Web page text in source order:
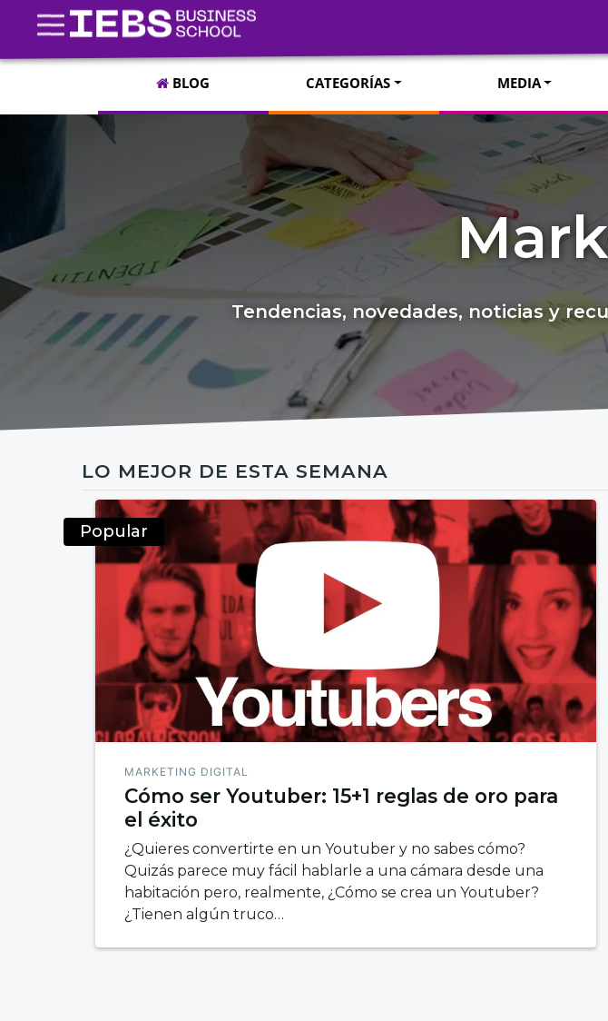
BLOG CATEGORÍAS MEDIA
Tendencias, novedades, noticias y
LO MEJOR DE ESTA SEMANA
Popular
MARKETING DIGITAL
Cómo ser Youtuber: 15+1 reglas de oro para
el éxito
¿Quieres convertirte en un Youtuber y no sabes cómo?
Quizás parece muy fácil hablarle a una cámara desde una
habitación pero, realmente, ¿Cómo se crea un Youtuber?
¿Tienen algún truco…